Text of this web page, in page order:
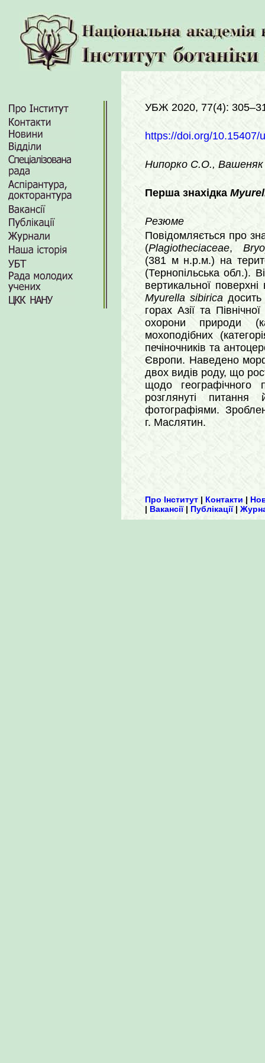
УБЖ 2020, 77(4):
https://doi.org/10.15407/
Нипорко С.О.,
Перша знахідка
Резюме
Повідомляється про
(Plagiotheciaceae,
(381 м н.р.м.) на
(Тернопільська обл.).
вертикальної
Myurella sibiricaдосить
горах Азії та
охорони природи
мохоподібних
печіночників та
Європи. Наведено
двох видів роду, що
щодо географічного
розглянуті питання
фотографіями.
г. Маслятин.
Про Інститут | Контакти |
| Вакансії| Публікації|